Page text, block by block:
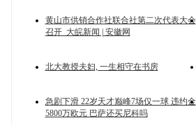
黄山市供销合作社联合社第二次代表大会
召开_大皖新闻 | 安徽网
北大教授夫妇, 一生相守在书房
急剧下滑 22岁天才巅峰7场仅一球 违约金
5800万欧元 巴萨还买尼科吗